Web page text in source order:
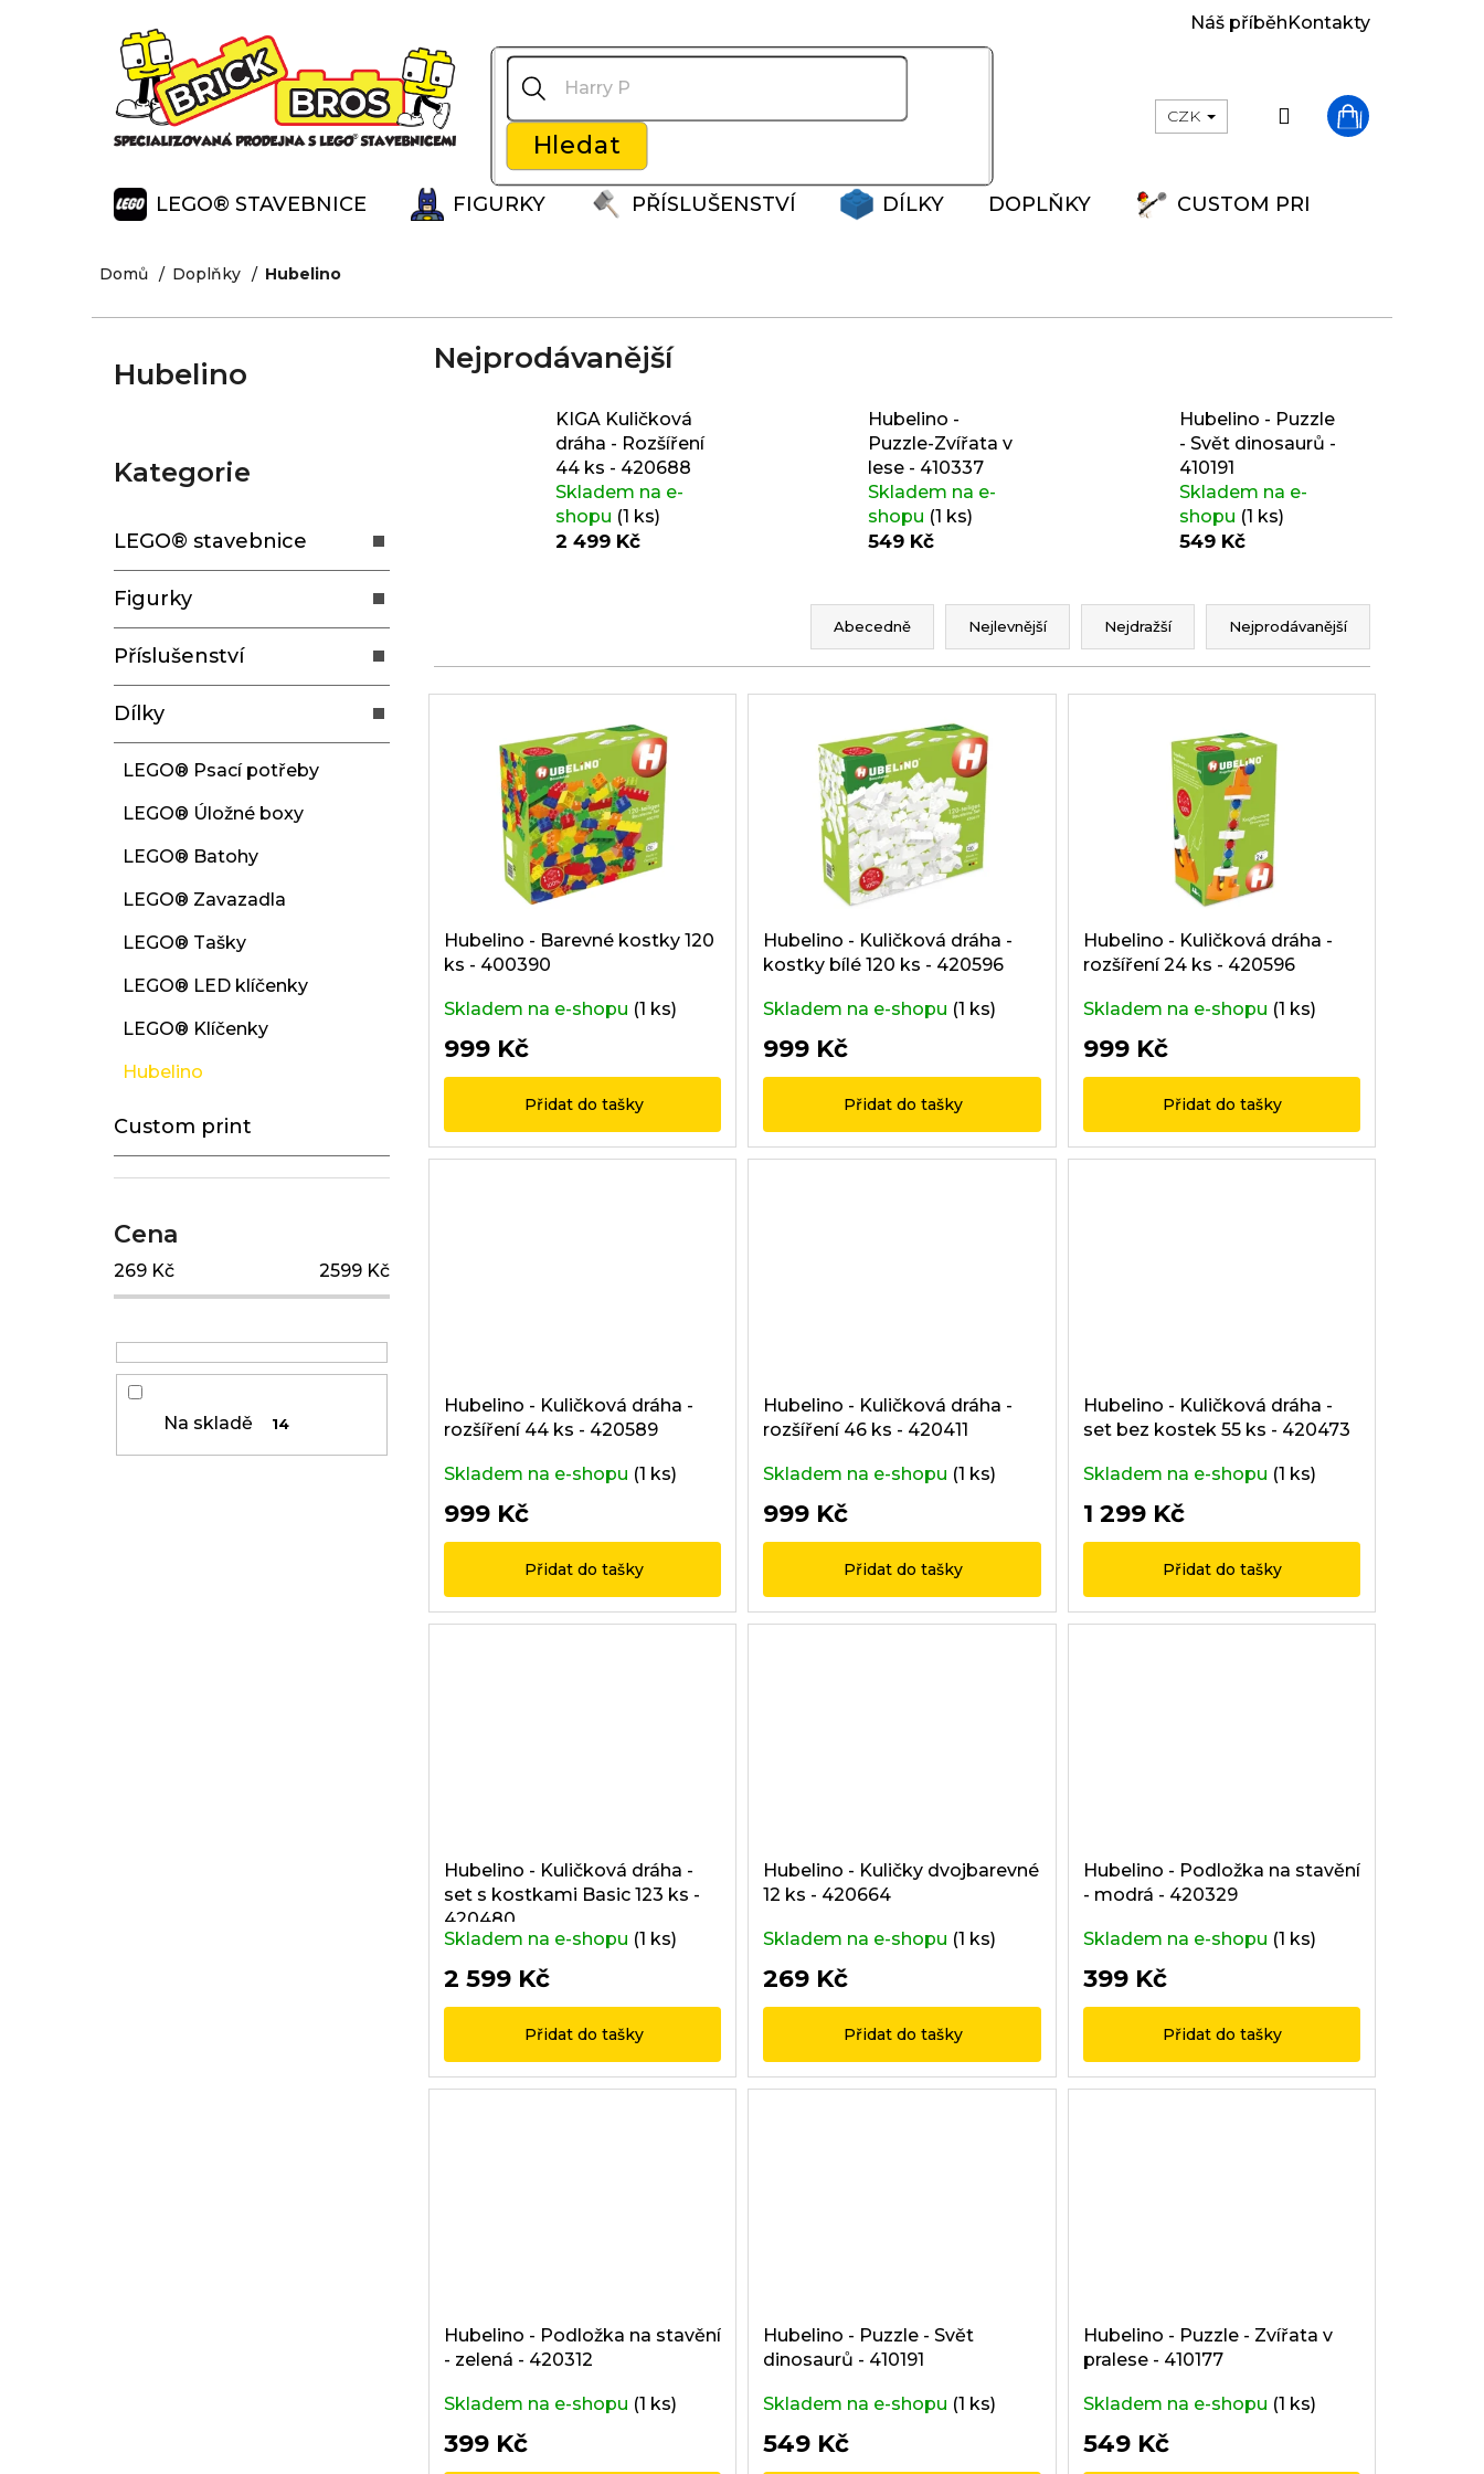
LEGO® STAVEBNICE FIGURKY PŘÍSLUŠENSTVÍ DÍLKY DOPLŇKY CUSTOM PRINT
CZK
Přihlášení
Nákupní
Hledat
Náš příběhKontakty
Domů Doplňky Hubelino
Hubelino
Přeskočit
kategorie
Kategorie
LEGO® stavebnice
Figurky
Příslušenství
Dílky
LEGO® Psací potřeby
LEGO® Úložné boxy
LEGO® Batohy
LEGO® Zavazadla
LEGO® Tašky
LEGO® LED klíčenky
LEGO® Klíčenky
Hubelino
Custom print
Cena
269 Kč 2599 Kč
Na skladě 14
Nejprodávanější
KIGA Kuličková
dráha - Rozšíření
44 ks - 420688
Skladem na e-
shopu (1 ks)
2 499 Kč
Hubelino -
Puzzle-Zvířata v
lese - 410337
Skladem na e-
shopu (1 ks)
549 Kč
Hubelino - Puzzle
- Svět dinosaurů -
410191
Skladem na e-
shopu (1 ks)
549 Kč
Ř
z
e
k
t
ů
Abecedně Nejlevnější Nejdražší Nejprodávanější
V
d
u
k
ů
Hubelino - Barevné kostky 120
ks - 400390
Skladem na e-shopu (1 ks)
999 Kč
Přidat do tašky
Hubelino - Kuličková dráha -
kostky bílé 120 ks - 420596
Skladem na e-shopu (1 ks)
999 Kč
Přidat do tašky
Hubelino - Kuličková dráha -
rozšíření 24 ks - 420596
Skladem na e-shopu (1 ks)
999 Kč
Přidat do tašky
Hubelino - Kuličková dráha -
rozšíření 44 ks - 420589
Skladem na e-shopu (1 ks)
999 Kč
Přidat do tašky
Hubelino - Kuličková dráha -
rozšíření 46 ks - 420411
Skladem na e-shopu (1 ks)
999 Kč
Přidat do tašky
Hubelino - Kuličková dráha -
set bez kostek 55 ks - 420473
Skladem na e-shopu (1 ks)
1 299 Kč
Přidat do tašky
Hubelino - Kuličková dráha -
set s kostkami Basic 123 ks -
420480
Skladem na e-shopu (1 ks)
2 599 Kč
Přidat do tašky
Hubelino - Kuličky dvojbarevné
12 ks - 420664
Skladem na e-shopu (1 ks)
269 Kč
Přidat do tašky
Hubelino - Podložka na stavění
- modrá - 420329
Skladem na e-shopu (1 ks)
399 Kč
Přidat do tašky
Hubelino - Podložka na stavění
- zelená - 420312
Skladem na e-shopu (1 ks)
399 Kč
Hubelino - Puzzle - Svět
dinosaurů - 410191
Skladem na e-shopu (1 ks)
549 Kč
Hubelino - Puzzle - Zvířata v
pralese - 410177
Skladem na e-shopu (1 ks)
549 Kč
Zpět
Zpět
Co potřebujete najít?
Doporučujeme